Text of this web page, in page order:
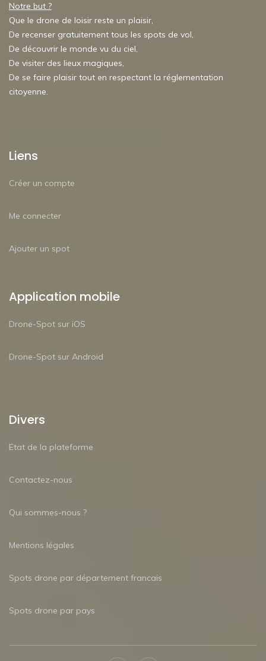
Notre but ?
Que le drone de loisir reste un plaisir,
De recenser gratuitement tous les spots de vol,
De découvrir le monde vu du ciel,
De visiter des lieux magiques,
De se faire plaisir tout en respectant la réglementation
citoyenne.
Liens
Créer un compte
Me connecter
Ajouter un spot
Application mobile
Drone-Spot sur iOS
Drone-Spot sur Android
Divers
Etat de la plateforme
Contactez-nous
Qui sommes-nous ?
Mentions légales
Spots drone par département francais
Spots drone par pays